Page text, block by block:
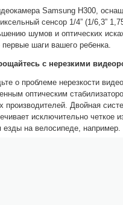
Samsung H300,
сенсор 1/4” (1/6,3”
шумов и оптических
первые шаги вашего ребенка.
с нерезкими
о проблеме нерезкости
оптическим
производителей. Двойная
исключительно четкое
езды на велосипеде, например.